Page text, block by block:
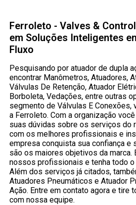
Ferroleto - Valves &
em Soluções Inteligentes
Fluxo
Pesquisando por atuador de dupla
encontrar Manômetros, Atuadores,
Válvulas De Retenção, Atuador
Borboleta, Vedações, entre outras
segmento de Válvulas E Conexões,
a Ferroleto. Com a organização
suas dúvidas sobre os serviços do
com os melhores profissionais e
empresa conquista sua confiança e
são os maiores objetivos da marca.
nossos profissionais e tenha todo
Além dos serviços já citados,
Atuadores Pneumáticos e Atuador
Ação. Entre em contato agora e tire
com nossa equipe.